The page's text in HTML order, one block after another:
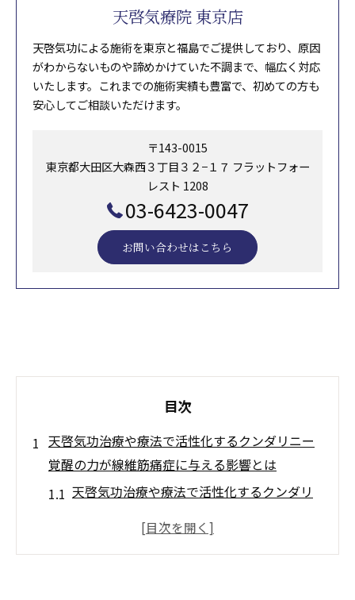
天啓気療院 東京店
天啓気功による施術を東京と福島でご提供しており、原因
がわからないものや諦めかけていた不調まで、幅広く対応
いたします。これまでの施術実績も豊富で、初めての方も
安心してご相談いただけます。
〒143-0015
東京都大田区大森西３丁目３２−１７ フラットフォー
レスト 1208
03-6423-0047
お問い合わせはこちら
目次
天啓気功治療や療法で活性化するクンダリニー
覚醒の力が線維筋痛症に与える影響とは
天啓気功治療や療法で活性化するクンダリ
線維筋痛症における天啓気功治療や療法で